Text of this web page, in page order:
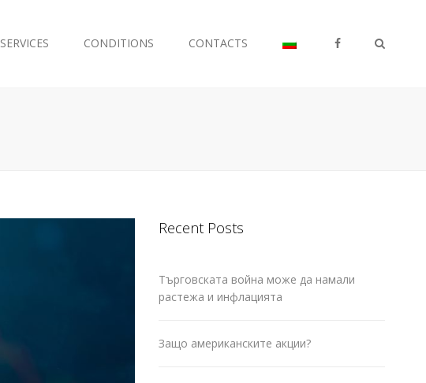
SERVICES CONDITIONS CONTACTS FB
Recent Posts
Търговската война може да намали
растежа и инфлацията
Защо американските акции?